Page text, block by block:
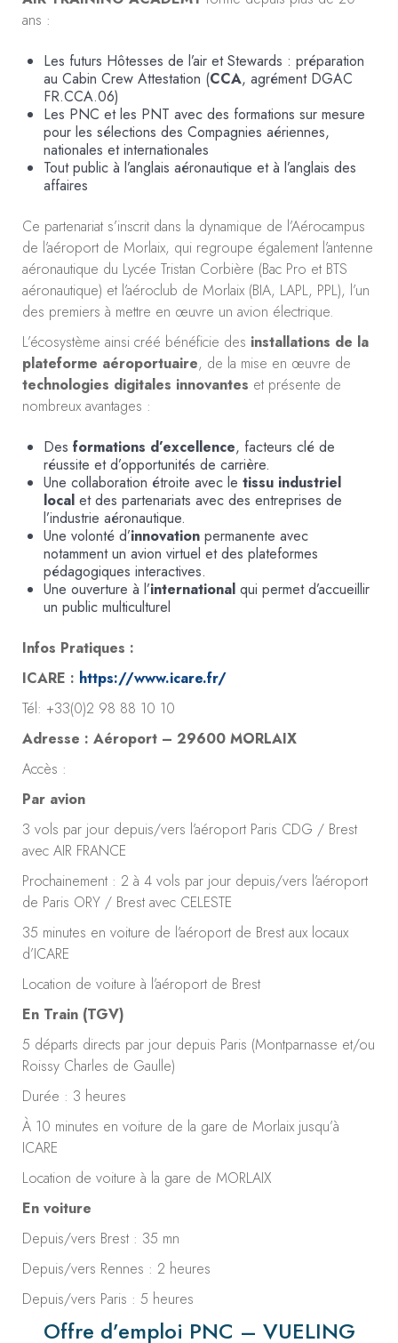
ans :
Les futurs Hôtesses de l’air et Stewards : préparation
au Cabin Crew Attestation (CCA, agrément DGAC
FR.CCA.06)
Les PNC et les PNT avec des formations sur mesure
pour les sélections des Compagnies aériennes,
nationales et internationales
Tout public à l’anglais aéronautique et à l’anglais des
affaires
Ce partenariat s’inscrit dans la dynamique de l’Aérocampus
de l’aéroport de Morlaix, qui regroupe également l’antenne
aéronautique du Lycée Tristan Corbière (Bac Pro et BTS
aéronautique) et l’aéroclub de Morlaix (BIA, LAPL, PPL), l’un
des premiers à mettre en œuvre un avion électrique.
L’écosystème ainsi créé bénéficie des installations de la
plateforme aéroportuaire, de la mise en œuvre de
technologies digitales innovantes et présente de
nombreux avantages :
Des formations d’excellence, facteurs clé de
réussite et d’opportunités de carrière.
Une collaboration étroite avec le tissu industriel
local et des partenariats avec des entreprises de
l’industrie aéronautique.
Une volonté d’innovation permanente avec
notamment un avion virtuel et des plateformes
pédagogiques interactives.
Une ouverture à l’international qui permet d’accueillir
un public multiculturel
Infos Pratiques :
ICARE : https://www.icare.fr/
Tél: +33(0)2 98 88 10 10
Adresse : Aéroport – 29600 MORLAIX
Accès :
Par avion
3 vols par jour depuis/vers l’aéroport Paris CDG / Brest
avec AIR FRANCE
Prochainement : 2 à 4 vols par jour depuis/vers l’aéroport
de Paris ORY / Brest avec CELESTE
35 minutes en voiture de l’aéroport de Brest aux locaux
d’ICARE
Location de voiture à l’aéroport de Brest
En Train (TGV)
5 départs directs par jour depuis Paris (Montparnasse et/ou
Roissy Charles de Gaulle)
Durée : 3 heures
À 10 minutes en voiture de la gare de Morlaix jusqu’à
ICARE
Location de voiture à la gare de MORLAIX
En voiture
Depuis/vers Brest : 35 mn
Depuis/vers Rennes : 2 heures
Depuis/vers Paris : 5 heures
Offre d’emploi PNC – VUELING